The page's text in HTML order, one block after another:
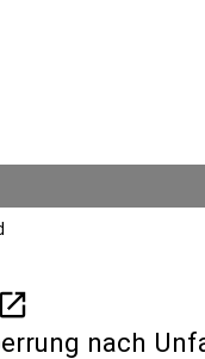
open_in_new
nach